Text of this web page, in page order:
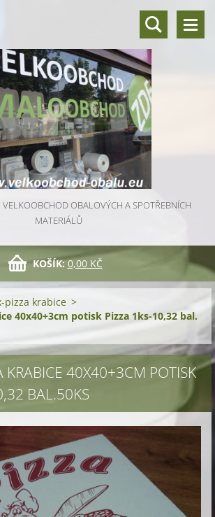
VELKOOBCHOD OBALOVÝCH A SPOTŘEBNÍCH
MATERIÁLŮ
KOŠÍK: 0,00 KČ
pizza krabice >
40x40+3cm potisk Pizza 1ks-10,32 bal.
KRABICE 40X40+3CM POTISK
BAL.50KS